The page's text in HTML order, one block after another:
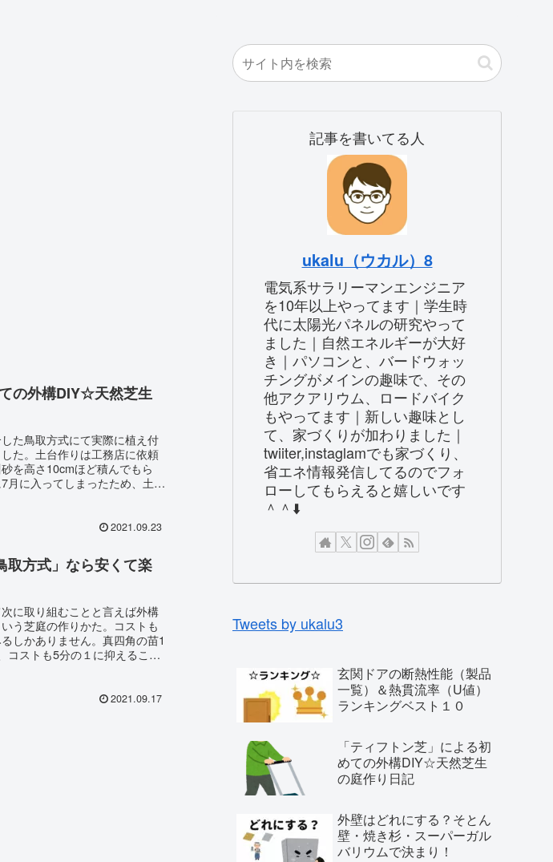
の外構DIY☆天然芝生
た鳥取方式にて実際に植え付
た。土台作りは工務店に依頼
を高さ10cmほど積んでもら
月に入ってしまったため、土台
2021.09.23
取方式」なら安くて楽
に取り組むことと言えば外構
う芝庭の作りかた。コストも
しかありません。真四角の苗1
コストも5分の１に抑えること
2021.09.17
記事を書いてる人
ukalu（ウカル）8
電気系サラリーマンエンジニア
を10年以上やってます｜学生時
代に太陽光パネルの研究やって
ました｜自然エネルギーが大好
き｜パソコンと、バードウォッ
チングがメインの趣味で、その
他アクアリウム、ロードバイク
もやってます｜新しい趣味とし
て、家づくりが加わりました｜
twiiter,instaglamでも家づくり、
省エネ情報発信してるのでフォ
ローしてもらえると嬉しいです
＾＾⬇️
Tweets by ukalu3
玄関ドアの断熱性能（製品
一覧）＆熱貫流率（U値）
ランキングベスト１０
「ティフトン芝」による初
めての外構DIY☆天然芝生
の庭作り日記
外壁はどれにする？そとん
壁・焼き杉・スーパーガル
バリウムで決まり！